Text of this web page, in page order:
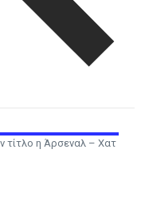
τίτλο η Άρσεναλ – Χατ